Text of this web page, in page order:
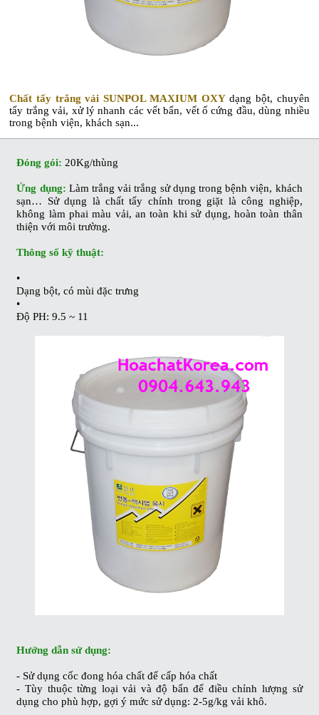
Chất tẩy trắng vải SUNPOL MAXIUM OXY dạng bột, chuyên
tẩy trắng vải, xử lý nhanh các vết bẩn, vết ố cứng đầu, dùng nhiều
trong bệnh viện, khách sạn...
Đóng gói: 20Kg/thùng
Ứng dụng: Làm trắng vải trắng sử dụng trong bệnh viện, khách
sạn… Sử dụng là chất tẩy chính trong giặt là công nghiệp,
không làm phai màu vải, an toàn khi sử dụng, hoàn toàn thân
thiện với môi trường.
Thông số kỹ thuật:
•
Dạng bột, có mùi đặc trưng
•
Độ PH: 9.5 ~ 11
Hướng dẫn sử dụng:
- Sử dụng cốc đong hóa chất để cấp hóa chất
- Tùy thuộc từng loại vải và độ bẩn để điều chỉnh lượng sử
dụng cho phù hợp, gợi ý mức sử dụng: 2-5g/kg vải khô.